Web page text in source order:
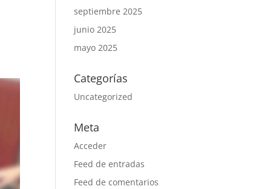
septiembre 2025
junio 2025
mayo 2025
Categorías
Uncategorized
Meta
Acceder
Feed de entradas
Feed de comentarios